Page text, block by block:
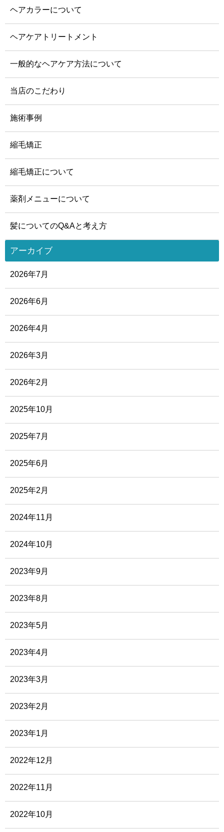
ヘアカラーについて
ヘアケアトリートメント
一般的なヘアケア方法について
当店のこだわり
施術事例
縮毛矯正
縮毛矯正について
薬剤メニューについて
髪についてのQ&Aと考え方
アーカイブ
2026年7月
2026年6月
2026年4月
2026年3月
2026年2月
2025年10月
2025年7月
2025年6月
2025年2月
2024年11月
2024年10月
2023年9月
2023年8月
2023年5月
2023年4月
2023年3月
2023年2月
2023年1月
2022年12月
2022年11月
2022年10月